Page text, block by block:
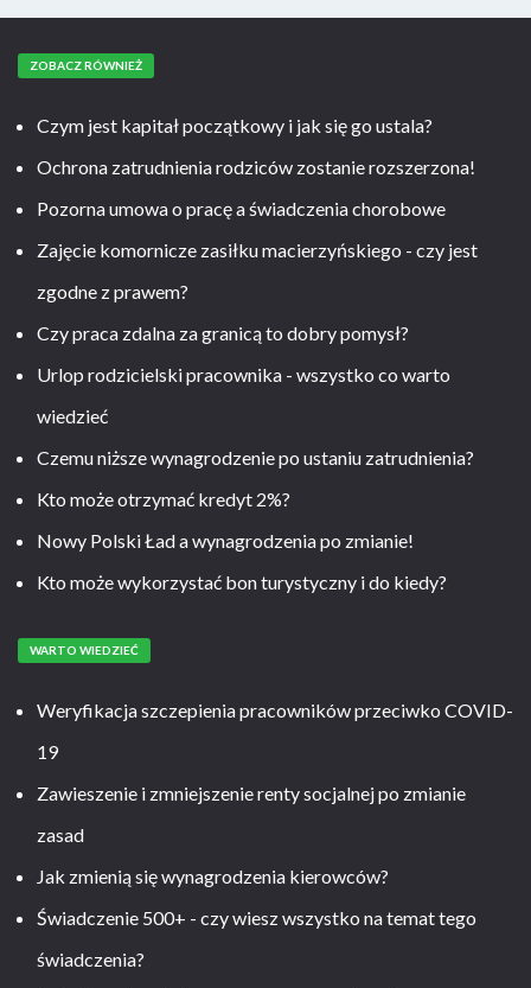
ZOBACZ RÓWNIEŻ
Czym jest kapitał początkowy i jak się go ustala?
Ochrona zatrudnienia rodziców zostanie rozszerzona!
Pozorna umowa o pracę a świadczenia chorobowe
Zajęcie komornicze zasiłku macierzyńskiego - czy jest
zgodne z prawem?
Czy praca zdalna za granicą to dobry pomysł?
Urlop rodzicielski pracownika - wszystko co warto
wiedzieć
Czemu niższe wynagrodzenie po ustaniu zatrudnienia?
Kto może otrzymać kredyt 2%?
Nowy Polski Ład a wynagrodzenia po zmianie!
Kto może wykorzystać bon turystyczny i do kiedy?
WARTO WIEDZIEĆ
Weryfikacja szczepienia pracowników przeciwko COVID-
19
Zawieszenie i zmniejszenie renty socjalnej po zmianie
zasad
Jak zmienią się wynagrodzenia kierowców?
Świadczenie 500+ - czy wiesz wszystko na temat tego
świadczenia?